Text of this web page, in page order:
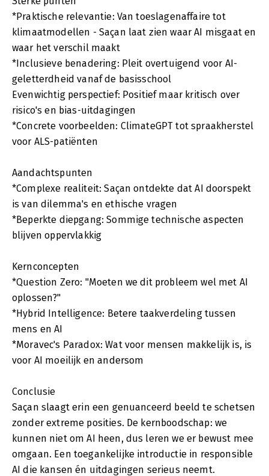
*Praktische relevantie: Van toeslagenaffaire tot
klimaatmodellen - Saçan laat zien waar AI misgaat en
waar het verschil maakt
*Inclusieve benadering: Pleit overtuigend voor AI-
geletterdheid vanaf de basisschool
Evenwichtig perspectief: Positief maar kritisch over
risico's en bias-uitdagingen
*Concrete voorbeelden: ClimateGPT tot spraakherstel
voor ALS-patiënten
Aandachtspunten
*Complexe realiteit: Saçan ontdekte dat AI doorspekt
is van dilemma's en ethische vragen
*Beperkte diepgang: Sommige technische aspecten
blijven oppervlakkig
Kernconcepten
*Question Zero: "Moeten we dit probleem wel met AI
oplossen?"
*Hybrid Intelligence: Betere taakverdeling tussen
mens en AI
*Moravec's Paradox: Wat voor mensen makkelijk is, is
voor AI moeilijk en andersom
Conclusie
Saçan slaagt erin een genuanceerd beeld te schetsen
zonder extreme posities. De kernboodschap: we
kunnen niet om AI heen, dus leren we er bewust mee
omgaan. Een toegankelijke introductie in responsible
AI die kansen én uitdagingen serieus neemt.